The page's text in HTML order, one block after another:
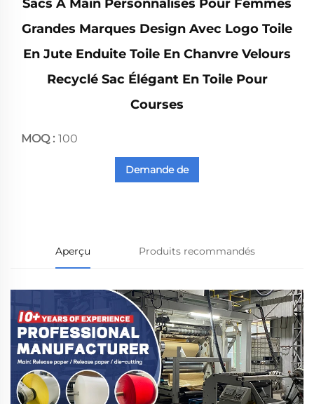
Sacs À Main Personnalisés Pour Femmes
Grandes Marques Design Avec Logo Toile
En Jute Enduite Toile En Chanvre Velours
Recyclé Sac Élégant En Toile Pour
Courses
MOQ : 100
Demande de
Aperçu Produits recommandés